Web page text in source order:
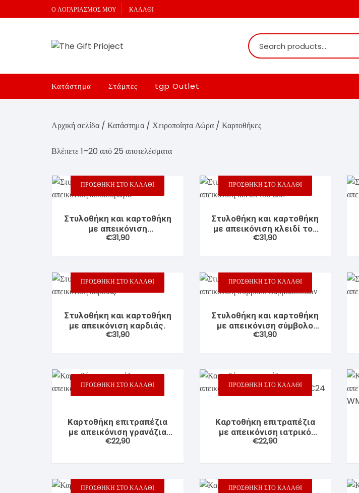
to
Ο ΛΟΓΑΡΙΑΣΜΌΣ ΜΟΥ ΚΑΛΆΘΙ
Κατάστημα
Διασημότητες
Ζωάκια
PIERCING4u Μύτης
Χειλιών – Φρυδιών –
Διακοσμητικά
Valentine’s Gifts
Στάμπες
Κούπες
Κάδρα – Κορνίζες
Τσάντες
Αυτοκόλλητα
tgp Outlet
Αρχική σελίδα / Κατάστημα / Χειροποίητα Δώρα / Καρτοθήκες
Βλέπετε 1–20 από 25 αποτελέσματαSorted
popularity
ΠΡΟΣΘΉΚΗ ΣΤΟ ΚΑΛΆΘΙ
Στυλοθήκη και καρτοθήκη
με απεικόνιση
κουκουβάγια
€31,90
ΠΡΟΣΘΉΚΗ ΣΤΟ ΚΑΛΆΘΙ
Στυλοθήκη και καρτοθήκη
με απεικόνιση κλειδί του
Σολ
€31,90
ΠΡΟΣΘΉΚΗ ΣΤΟ ΚΑΛΆΘΙ
Στυλοθήκη και καρτοθήκη
με απεικόνιση καρδιάς.
€31,90
ΠΡΟΣΘΉΚΗ ΣΤΟ ΚΑΛΆΘΙ
Στυλοθήκη και καρτοθήκη
με απεικόνιση σύμβολο
φαρμακοποιών
€31,90
ΠΡΟΣΘΉΚΗ ΣΤΟ ΚΑΛΆΘΙ
Καρτοθήκη επιτραπέζια
με απεικόνιση γρανάζια
WMC52
€22,90
ΠΡΟΣΘΉΚΗ ΣΤΟ ΚΑΛΆΘΙ
Καρτοθήκη επιτραπέζια
με απεικόνιση ιατρικό
σύμβολο WMC24
€22,90
ΠΡΟΣΘΉΚΗ ΣΤΟ ΚΑΛΆΘΙ ΠΡΟΣΘΉΚΗ ΣΤΟ ΚΑΛΆΘΙ